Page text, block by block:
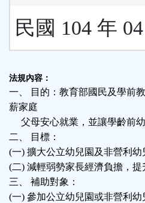
民國 104 年
法規內容：
一、 目的：教育部國民及學前
薪家庭
父母安心就業，並讓學齡前
二、 目標：
(一) 擴大公立幼兒園及非營利
(二) 減輕弱勢家長經濟負擔，提
三、 補助對象：
(一) 參加公立幼兒園或非營利